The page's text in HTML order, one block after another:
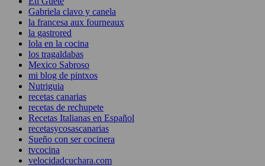
Gabriela clavo y canela
la francesa aux fourneaux
la gastrored
lola en la cocina
los tragaldabas
Mexico Sabroso
mi blog de pintxos
Nutriguia
recetas canarias
recetas de rechupete
Recetas Italianas en Español
recetasycosascanarias
Sueño con ser cocinera
tvcocina
velocidadcuchara.com